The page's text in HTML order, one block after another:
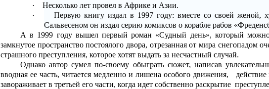
·
Несколько лет провел в Африке и Азии.
·
Первую книгу издал в 1997 году: вместе со своей
Сальвесеном он издал серию комиксов о корабле рабов
А в 1999 году вышел первый роман «Судный день», который можно
замкнутое пространство постоялого двора, отрезанная от мира
страшного преступления, которое хотят выдать за несчастный случай.
Однако автор сумел по-своему обыграть сюжет, написав
вводная ее часть, читается медленно и лишена особого движения,
завораживает в третьей его части, когда идет собственно раскрытие